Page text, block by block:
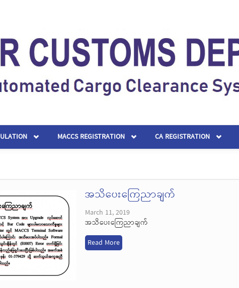
MACCS REGISTRATION CA REGISTRATION
အသိပေးကြေညာချက်
March 11, 2019
အသိပေးကြေညာချက်
Read More